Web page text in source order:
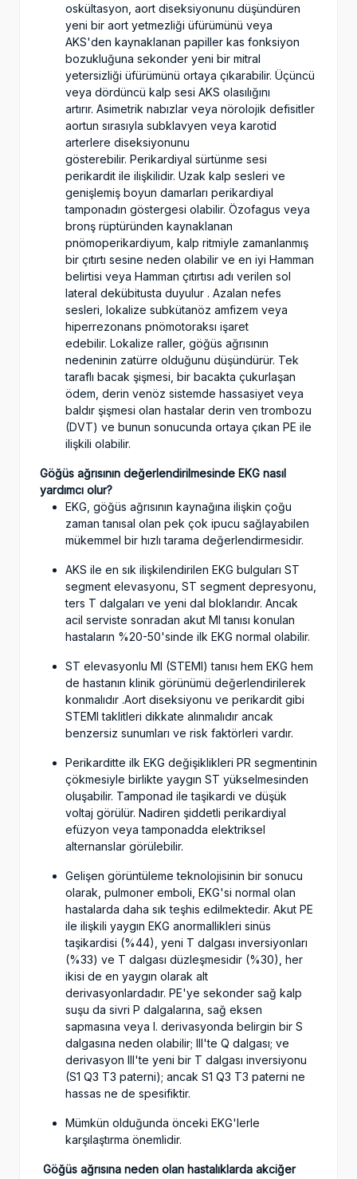
oskültasyon, aort diseksiyonunu düşündüren
yeni bir aort yetmezliği üfürümünü veya
AKS'den kaynaklanan papiller kas fonksiyon
bozukluğuna sekonder yeni bir mitral
yetersizliği üfürümünü ortaya çıkarabilir. Üçüncü
veya dördüncü kalp sesi AKS olasılığını
artırır. Asimetrik nabızlar veya nörolojik defisitler
aortun sırasıyla subklavyen veya karotid
arterlere diseksiyonunu
gösterebilir. Perikardiyal sürtünme sesi
perikardit ile ilişkilidir. Uzak kalp sesleri ve
genişlemiş boyun damarları perikardiyal
tamponadın göstergesi olabilir. Özofagus veya
bronş rüptüründen kaynaklanan
pnömoperikardiyum, kalp ritmiyle zamanlanmış
bir çıtırtı sesine neden olabilir ve en iyi Hamman
belirtisi veya Hamman çıtırtısı adı verilen sol
lateral dekübitusta duyulur . Azalan nefes
sesleri, lokalize subkütanöz amfizem veya
hiperrezonans pnömotoraksı işaret
edebilir. Lokalize raller, göğüs ağrısının
nedeninin zatürre olduğunu düşündürür. Tek
taraflı bacak şişmesi, bir bacakta çukurlaşan
ödem, derin venöz sistemde hassasiyet veya
baldır şişmesi olan hastalar derin ven trombozu
(DVT) ve bunun sonucunda ortaya çıkan PE ile
ilişkili olabilir.
Göğüs ağrısının değerlendirilmesinde EKG nasıl
yardımcı olur?
EKG, göğüs ağrısının kaynağına ilişkin çoğu
zaman tanısal olan pek çok ipucu sağlayabilen
mükemmel bir hızlı tarama değerlendirmesidir.
AKS ile en sık ilişkilendirilen EKG bulguları ST
segment elevasyonu, ST segment depresyonu,
ters T dalgaları ve yeni dal bloklarıdır. Ancak
acil serviste sonradan akut MI tanısı konulan
hastaların %20-50'sinde ilk EKG normal olabilir.
ST elevasyonlu MI (STEMI) tanısı hem EKG hem
de hastanın klinik görünümü değerlendirilerek
konmalıdır .Aort diseksiyonu ve perikardit gibi
STEMI taklitleri dikkate alınmalıdır ancak
benzersiz sunumları ve risk faktörleri vardır.
Perikarditte ilk EKG değişiklikleri PR segmentinin
çökmesiyle birlikte yaygın ST yükselmesinden
oluşabilir. Tamponad ile taşikardi ve düşük
voltaj görülür. Nadiren şiddetli perikardiyal
efüzyon veya tamponadda elektriksel
alternanslar görülebilir.
Gelişen görüntüleme teknolojisinin bir sonucu
olarak, pulmoner emboli, EKG'si normal olan
hastalarda daha sık teşhis edilmektedir. Akut PE
ile ilişkili yaygın EKG anormallikleri sinüs
taşikardisi (%44), yeni T dalgası inversiyonları
(%33) ve T dalgası düzleşmesidir (%30), her
ikisi de en yaygın olarak alt
derivasyonlardadır. PE'ye sekonder sağ kalp
suşu da sivri P dalgalarına, sağ eksen
sapmasına veya I. derivasyonda belirgin bir S
dalgasına neden olabilir; III'te Q dalgası; ve
derivasyon III'te yeni bir T dalgası inversiyonu
(S1 Q3 T3 paterni); ancak S1 Q3 T3 paterni ne
hassas ne de spesifiktir.
Mümkün olduğunda önceki EKG'lerle
karşılaştırma önemlidir.
Göğüs ağrısına neden olan hastalıklarda akciğer